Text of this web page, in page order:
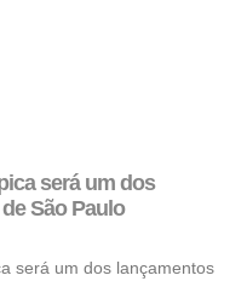
será um dos
São Paulo
um dos lançamentos